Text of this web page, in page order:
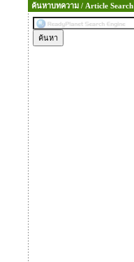
ค้นหาบทความ / Article Search